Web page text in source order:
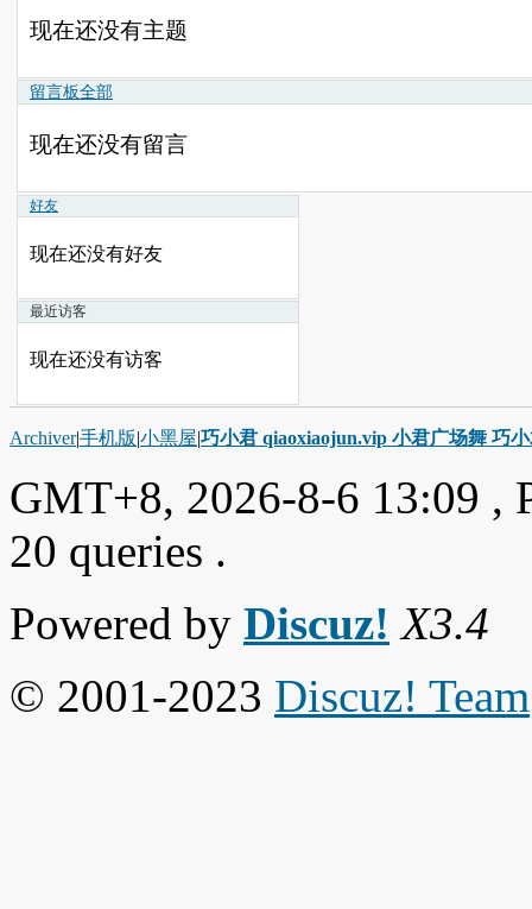
现在还没有主题
留言板全部
现在还没有留言
好友
现在还没有好友
最近访客
现在还没有访客
Archiver|手机版|小黑屋|巧小君 qiaoxiaojun.vip 小君广场舞 巧
GMT+8, 2026-8-6 13:09 ,
20 queries .
Powered by Discuz! X3.4
© 2001-2023 Discuz! Team